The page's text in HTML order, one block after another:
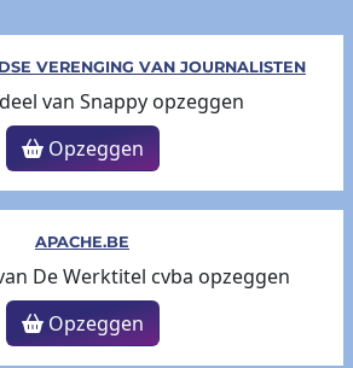
VERENGING VAN JOURNALISTEN
Opzeggen
APACHE.BE
Opzeggen